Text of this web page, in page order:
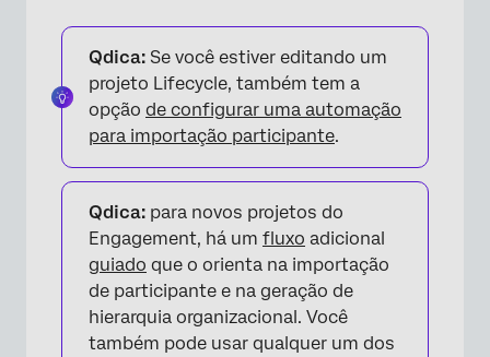
Qdica: Se você estiver editando um
projeto Lifecycle, também tem a
opção de configurar uma automação
para importação participante.
Qdica: para novos projetos do
Engagement, há um fluxo adicional
guiado que o orienta na importação
de participante e na geração de
hierarquia organizacional. Você
também pode usar qualquer um dos